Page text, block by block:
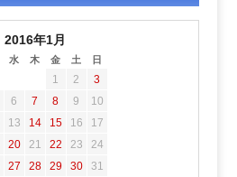
2016年1月
水 木 金 土 日
1 2
3
6 7 8 9
10
13 14 15 16
17
20 21 22 23
24
27 28 29 30 31